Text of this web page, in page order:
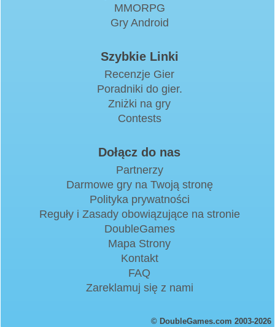
MMORPG
Gry Android
Szybkie Linki
Recenzje Gier
Poradniki do gier.
Zniżki na gry
Contests
Dołącz do nas
Partnerzy
Darmowe gry na Twoją stronę
Polityka prywatności
Reguły i Zasady obowiązujące na stronie
DoubleGames
Mapa Strony
Kontakt
FAQ
Zareklamuj się z nami
© DoubleGames.com 2003-2026